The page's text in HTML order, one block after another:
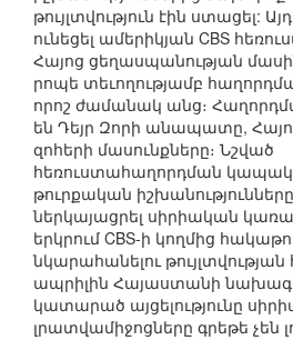
թույլտվություն էին ստացել:
ունեցել ամերիկյան CBS
Հայոց ցեղասպանության
րոպե տեւողությամբ
որոշ ժամանակ անց։
են Դեյր Զորի անապատը,
զոհերի մասունքները։ Նշված
հեռուստահաղորդման
թուրքական
ներկայացրել սիրիական
երկրում CBS-ի կողմից
նկարահանելու
ապրիլին Հայաստանի
կատարած այցելությունը
լրատվամիջոցները գրեթե չեն